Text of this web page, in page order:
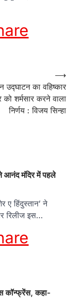
का वहिष्कार
शर्मसार करने वाला
निर्णय : विजय सिन्हा
⟶
आनंद मंदिर में पहले
ए हिंदुस्तान’ ने
रिलीज इस…
कॉन्फ्रेंस, कहा-